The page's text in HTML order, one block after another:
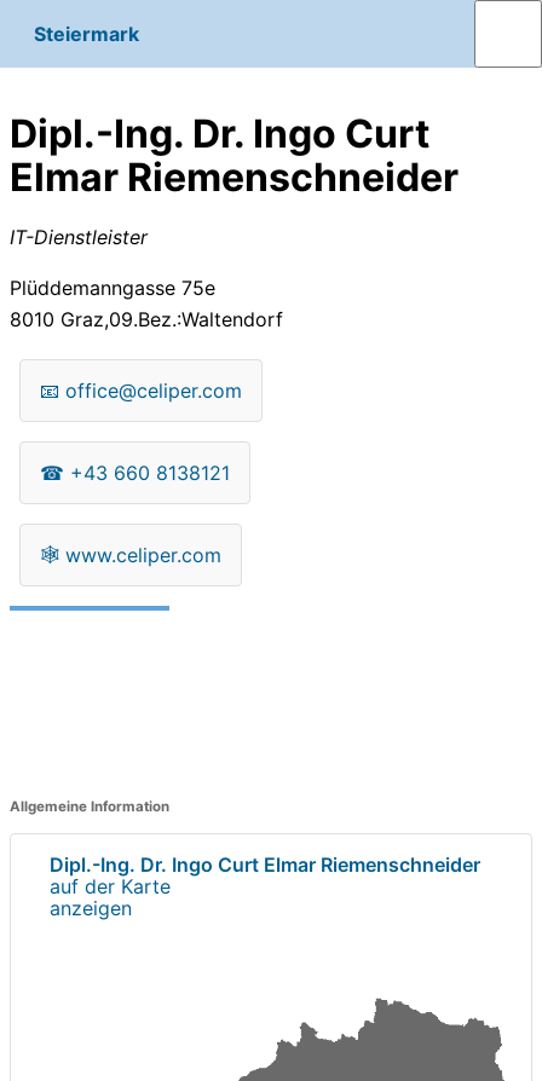
Steiermark
Dipl.-Ing. Dr. Ingo Curt
Elmar Riemenschneider
IT-Dienstleister
Plüddemanngasse 75e
8010 Graz,09.Bez.:Waltendorf
📧 office@celiper.com
☎ +43 660 8138121
🕸 www.celiper.com
Allgemeine Information
Dipl.-Ing. Dr. Ingo Curt Elmar Riemenschneider
auf der Karte
anzeigen